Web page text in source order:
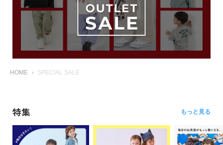
HOME SPECIAL SALE
特集 もっと見る